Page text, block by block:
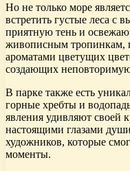
Но не только море
встретить густые леса с
приятную тень и
живописным тропинкам,
ароматами цветущих
создающих
В парке также есть
горные хребты и
явления удивляют своей
настоящими глазами
художников, которые
моменты.